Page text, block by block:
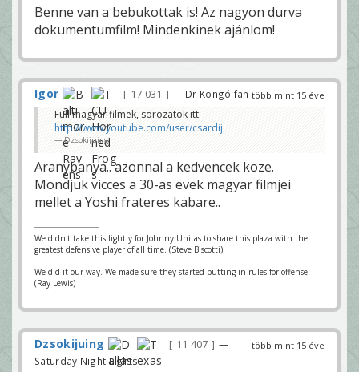
Benne van a bebukottak is! Az nagyon durva
dokumentumfilm! Mindenkinek ajánlom!
több mint 15 éve
Igor 17 031 — Dr Kongó fan
Full magyar filmek, sorozatok itt:
http://www.youtube.com/user/csardij
Dzsokijuing
Aranybanya.. azonnal a kedvencek koze.
Mondjuk vicces a 30-as evek magyar filmjei
mellet a Yoshi frateres kabare..
We didn't take this lightly for Johnny Unitas to share this plaza with the
greatest defensive player of all time. (Steve Biscotti)
We did it our way. We made sure they started putting in rules for offense!
(Ray Lewis)
több mint 15 éve
Dzsokijuing 11 407
—
Saturday Night Lights